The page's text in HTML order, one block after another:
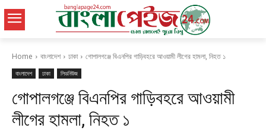
Home বাংলাদেশ ঢাকা গোপালগঞ্জে বিএনপির গাড়িবহরে আওয়ামী লীগের হামলা, নিহত ১
বাংলাদেশ ঢাকা লিডনিউজ
গোপালগঞ্জে বিএনপির গাড়িবহরে আওয়ামী
লীগের হামলা, নিহত ১